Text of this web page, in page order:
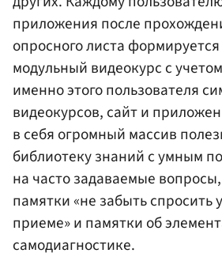
приложения после
опросного листа
модульный видеокурс с
именно этого пользователя
видеокурсов, сайт и
в себя огромный массив
библиотеку знаний с умным
на часто задаваемые
памятки «не забыть спросить
приеме» и памятки об
самодиагностике.